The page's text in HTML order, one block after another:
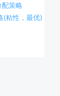
策略
(粘性，最优)